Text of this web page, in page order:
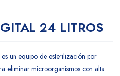
24 LITROS
un equipo de esterilización por
eliminar microorganismos con alta